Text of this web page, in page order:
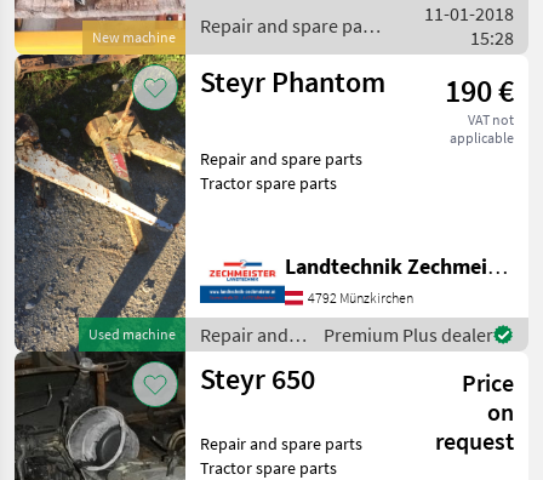
New machine
Repair and spare parts
/ Steyr
11-01-2018
15:28
Used machine
Steyr Phantom 190 €
VAT not
applicable
Repair and spare parts
Tractor spare parts
Landtechnik Zechmeister GmbH & Co KG
4792 Münzkirchen
Repair and
spare parts /
Steyr
Premium Plus dealer
Steyr 650
Price
on
request
Repair and spare parts
Tractor spare parts